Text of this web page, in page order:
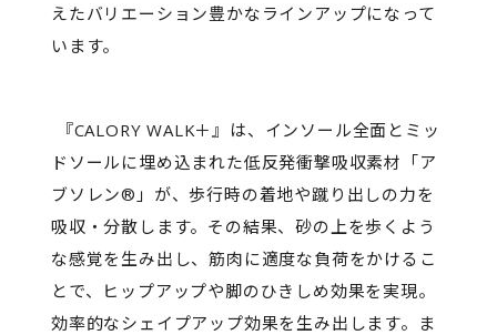
えたバリエーション豊かなラインアップになって
います。
『CALORY WALK＋』は、インソール全面とミッ
ドソールに埋め込まれた低反発衝撃吸収素材「ア
ブソレン®」が、歩行時の着地や蹴り出しの力を
吸収・分散します。その結果、砂の上を歩くよう
な感覚を生み出し、筋肉に適度な負荷をかけるこ
とで、ヒップアップや脚のひきしめ効果を実現。
効率的なシェイプアップ効果を生み出します。ま